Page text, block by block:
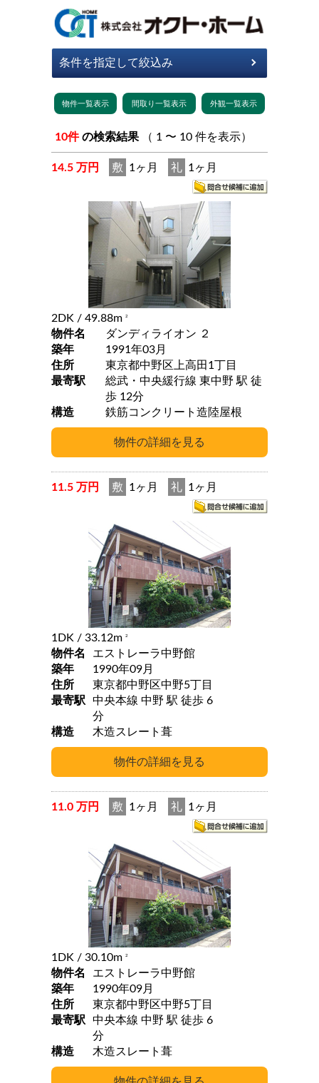
10件 の検索結果 （ 1 〜 10 件を表示）
14.5 万円 敷 1ヶ月 礼 1ヶ月
2DK / 49.88m 2
物件名
ダンディライオン ２
築年
1991年03月
住所
東京都中野区上高田1丁目
最寄駅
総武・中央緩行線 東中野 駅 徒
歩 12分
構造
鉄筋コンクリート造陸屋根
11.5 万円 敷 1ヶ月 礼 1ヶ月
1DK / 33.12m 2
物件名
エストレーラ中野館
築年
1990年09月
住所
東京都中野区中野5丁目
最寄駅
中央本線 中野 駅 徒歩 6
分
構造
木造スレート葺
11.0 万円 敷 1ヶ月 礼 1ヶ月
1DK / 30.10m 2
物件名
エストレーラ中野館
築年
1990年09月
住所
東京都中野区中野5丁目
最寄駅
中央本線 中野 駅 徒歩 6
分
構造
木造スレート葺